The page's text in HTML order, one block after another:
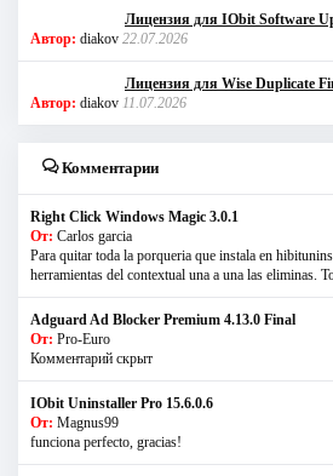
Лицензия для IObit Software
Автор: diakov 22.07.2026
Лицензия для Wise Duplicate
Автор: diakov 11.07.2026
Комментарии
Right Click Windows Magic 3.0.1
От: Carlos garcia
Para quitar toda la porqueria que instala en
herramientas del contextual una a una las eliminas.
Adguard Ad Blocker Premium 4.13.0 Final
От: Pro-Euro
Комментарий скрыт
IObit Uninstaller Pro 15.6.0.6
От: Magnus99
funciona perfecto, gracias!